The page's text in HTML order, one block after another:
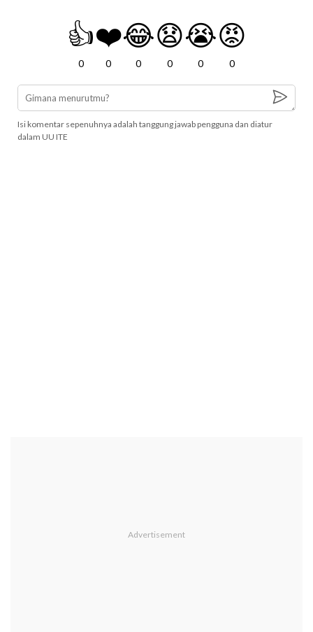
👍
0
❤️
0
😂
0
😧
0
😭
0
😡
0
Isi komentar sepenuhnya adalah tanggung jawab pengguna dan diatur
dalam UU ITE